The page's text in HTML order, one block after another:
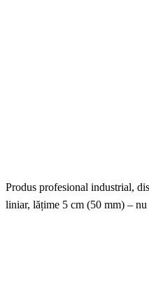
Produs profesional industrial,
liniar, lățime 5 cm (50 mm) –